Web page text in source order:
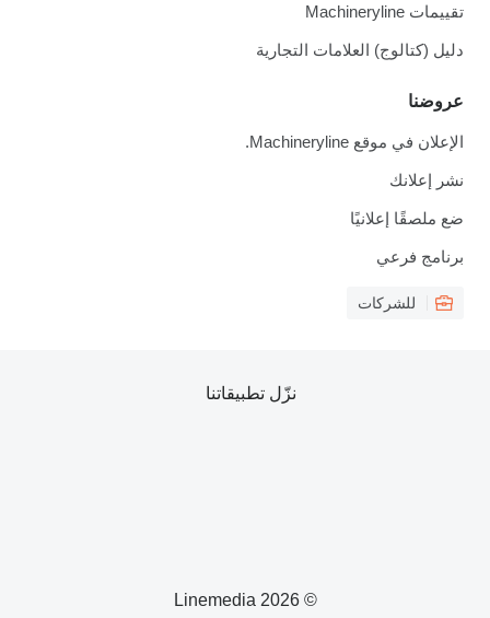
تقييمات Machineryline
دليل (كتالوج) العلامات التجارية
عروضنا
الإعلان في موقع Machineryline.
نشر إعلانك
ضع ملصقًا إعلانيًا
برنامج فرعي
للشركات
© 2026 Linemedia
نزّل تطبيقاتنا